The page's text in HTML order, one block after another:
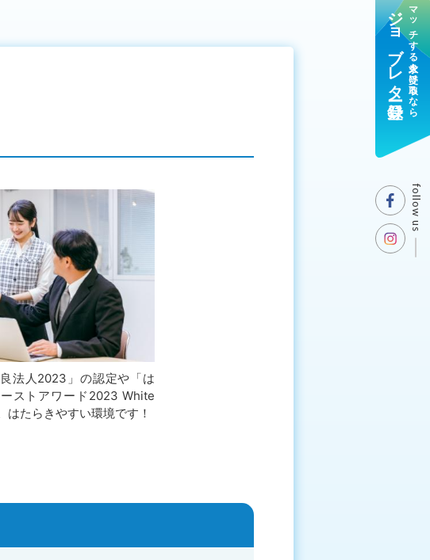
良法人2023」の認定や「は
ストアワード2023 White
はたらきやすい環境です！
マッチする求人を受け取るなら
ジョブレター登録
follow us